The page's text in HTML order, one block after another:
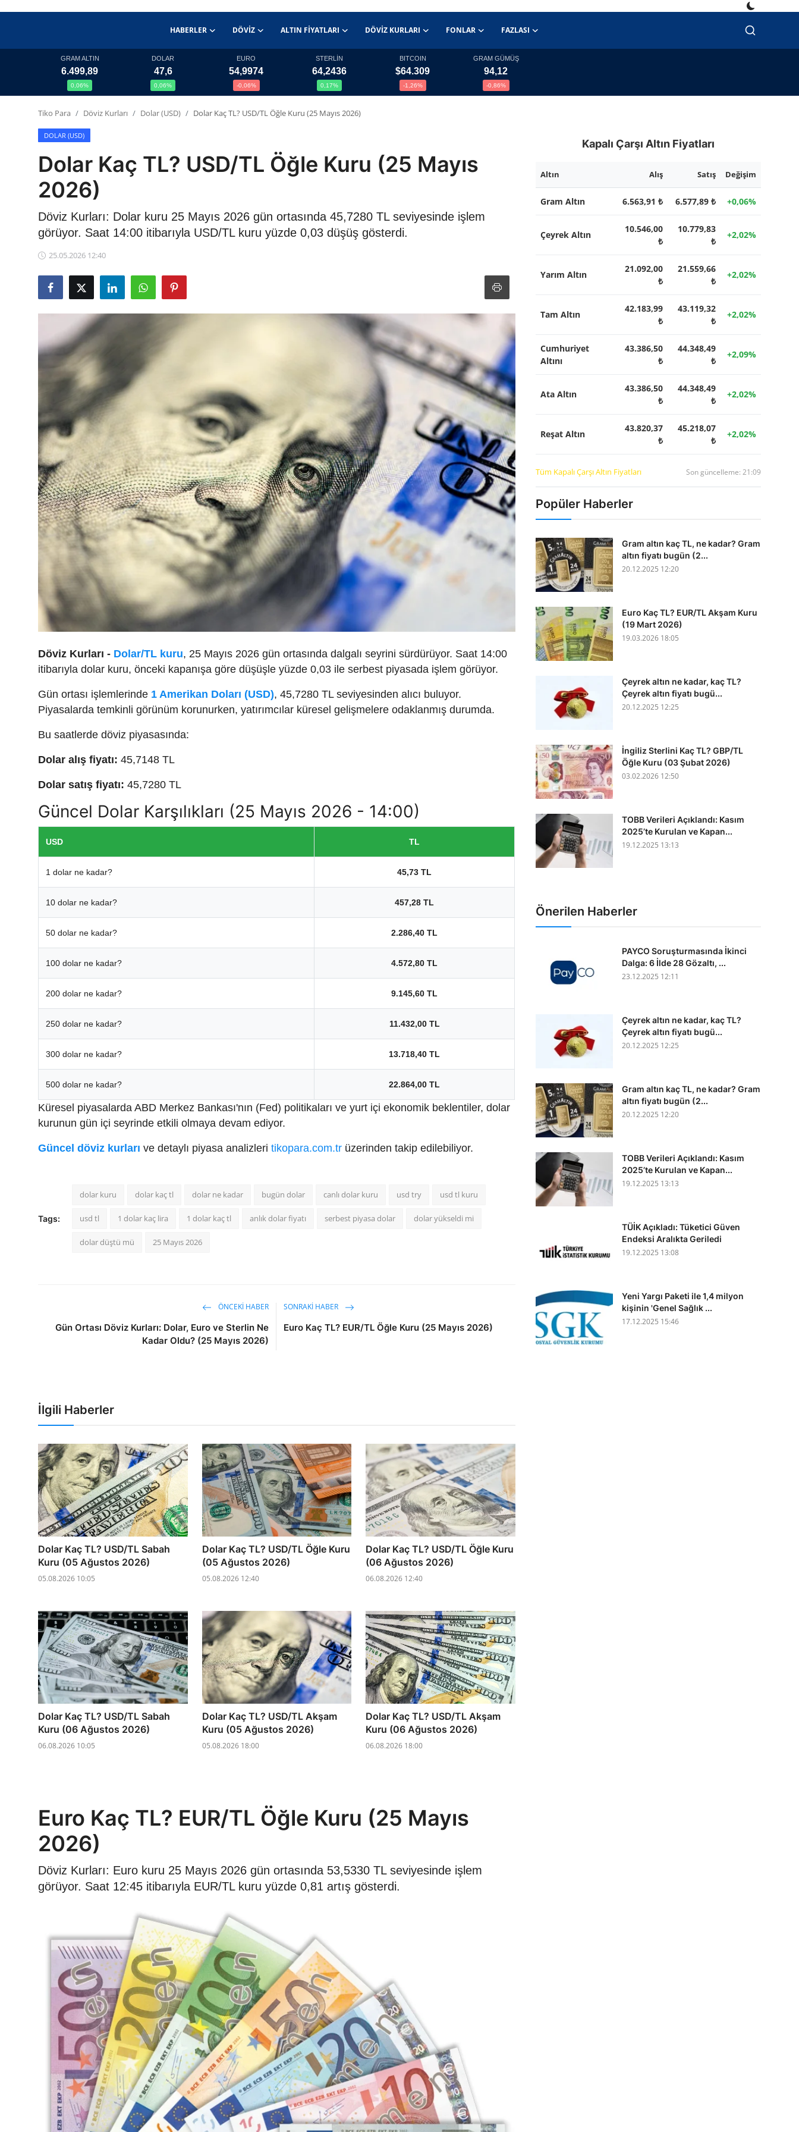
HABERLER DÖVIZ ALTIN FIYATLARI DÖVIZ KURLARI FONLAR FAZLASI
Altın Fiyatları
Döviz Kurları
Kripto Paralar
Çeviriciler
TCMB Kurları
Kapalı Çarşı
Şirket Haberleri
GRAM ALTIN
6.499,89
0,06%
DOLAR
47,6
0,06%
EURO
54,9974
-0,06%
STERLİN
64,2436
0,17%
BITCOIN
$64.309
-1,26%
GRAM GÜMÜŞ
94,12
-0,86%
Tiko Para Döviz Kurları Dolar (USD) Dolar Kaç TL? USD/TL Öğle Kuru (25 Mayıs 2026)
DOLAR (USD)
Dolar Kaç TL? USD/TL Öğle Kuru (25 Mayıs
2026)
Döviz Kurları: Dolar kuru 25 Mayıs 2026 gün ortasında 45,7280 TL seviyesinde işlem
görüyor. Saat 14:00 itibarıyla USD/TL kuru yüzde 0,03 düşüş gösterdi.
25.05.2026 12:40
Döviz Kurları - Dolar/TL kuru, 25 Mayıs 2026 gün ortasında dalgalı seyrini sürdürüyor. Saat 14:00
itibarıyla dolar kuru, önceki kapanışa göre düşüşle yüzde 0,03 ile serbest piyasada işlem görüyor.
Gün ortası işlemlerinde 1 Amerikan Doları (USD), 45,7280 TL seviyesinden alıcı buluyor.
Piyasalarda temkinli görünüm korunurken, yatırımcılar küresel gelişmelere odaklanmış durumda.
Bu saatlerde döviz piyasasında:
Dolar alış fiyatı: 45,7148 TL
Dolar satış fiyatı: 45,7280 TL
Güncel Dolar Karşılıkları (25 Mayıs 2026 - 14:00)
USD TL
1 dolar ne kadar? 45,73 TL
10 dolar ne kadar? 457,28 TL
50 dolar ne kadar? 2.286,40 TL
100 dolar ne kadar? 4.572,80 TL
200 dolar ne kadar? 9.145,60 TL
250 dolar ne kadar? 11.432,00 TL
300 dolar ne kadar? 13.718,40 TL
500 dolar ne kadar? 22.864,00 TL
Küresel piyasalarda ABD Merkez Bankası'nın (Fed) politikaları ve yurt içi ekonomik beklentiler, dolar
kurunun gün içi seyrinde etkili olmaya devam ediyor.
Güncel döviz kurları ve detaylı piyasa analizleri tikopara.com.tr üzerinden takip edilebiliyor.
Tags:
dolar kuru dolar kaç tl dolar ne kadar bugün dolar canlı dolar kuru usd try usd tl kuru
usd tl 1 dolar kaç lira 1 dolar kaç tl anlık dolar fiyatı serbest piyasa dolar dolar yükseldi mi
dolar düştü mü 25 Mayıs 2026
ÖNCEKI HABER
Gün Ortası Döviz Kurları: Dolar, Euro ve Sterlin Ne
Kadar Oldu? (25 Mayıs 2026)
SONRAKI HABER
Euro Kaç TL? EUR/TL Öğle Kuru (25 Mayıs 2026)
İlgili Haberler
Dolar Kaç TL? USD/TL Sabah
Kuru (05 Ağustos 2026)
05.08.2026 10:05
Dolar Kaç TL? USD/TL Öğle Kuru
(05 Ağustos 2026)
05.08.2026 12:40
Dolar Kaç TL? USD/TL Öğle Kuru
(06 Ağustos 2026)
06.08.2026 12:40
Dolar Kaç TL? USD/TL Sabah
Kuru (06 Ağustos 2026)
06.08.2026 10:05
Dolar Kaç TL? USD/TL Akşam
Kuru (05 Ağustos 2026)
05.08.2026 18:00
Dolar Kaç TL? USD/TL Akşam
Kuru (06 Ağustos 2026)
06.08.2026 18:00
Euro Kaç TL? EUR/TL Öğle Kuru (25 Mayıs
2026)
Döviz Kurları: Euro kuru 25 Mayıs 2026 gün ortasında 53,5330 TL seviyesinde işlem
görüyor. Saat 12:45 itibarıyla EUR/TL kuru yüzde 0,81 artış gösterdi.
Kapalı Çarşı Altın Fiyatları
Altın Alış Satış Değişim
Gram Altın 6.563,91 ₺ 6.577,89 ₺ +0,06%
Çeyrek Altın
10.546,00
₺
10.779,83
₺
+2,02%
Yarım Altın
21.092,00
₺
21.559,66
₺
+2,02%
Tam Altın
42.183,99
₺
43.119,32
₺
+2,02%
Cumhuriyet
Altını
43.386,50
₺
44.348,49
₺
+2,09%
Ata Altın
43.386,50
₺
44.348,49
₺
+2,02%
Reşat Altın
43.820,37
₺
45.218,07
₺
+2,02%
Tüm Kapalı Çarşı Altın Fiyatları Son güncelleme: 21:09
Popüler Haberler
Gram altın kaç TL, ne kadar? Gram
altın fiyatı bugün (2...
20.12.2025 12:20
Euro Kaç TL? EUR/TL Akşam Kuru
(19 Mart 2026)
19.03.2026 18:05
Çeyrek altın ne kadar, kaç TL?
Çeyrek altın fiyatı bugü...
20.12.2025 12:25
İngiliz Sterlini Kaç TL? GBP/TL
Öğle Kuru (03 Şubat 2026)
03.02.2026 12:50
TOBB Verileri Açıklandı: Kasım
2025’te Kurulan ve Kapan...
19.12.2025 13:13
Önerilen Haberler
PAYCO Soruşturmasında İkinci
Dalga: 6 İlde 28 Gözaltı, ...
23.12.2025 12:11
Çeyrek altın ne kadar, kaç TL?
Çeyrek altın fiyatı bugü...
20.12.2025 12:25
Gram altın kaç TL, ne kadar? Gram
altın fiyatı bugün (2...
20.12.2025 12:20
TOBB Verileri Açıklandı: Kasım
2025’te Kurulan ve Kapan...
19.12.2025 13:13
TÜİK Açıkladı: Tüketici Güven
Endeksi Aralıkta Geriledi
19.12.2025 13:08
Yeni Yargı Paketi ile 1,4 milyon
kişinin 'Genel Sağlık ...
17.12.2025 15:46